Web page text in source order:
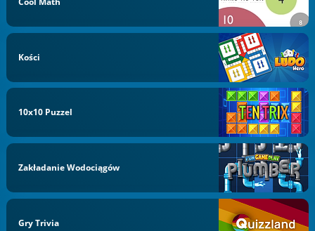
Kości
10x10 Puzzel
Zakładanie Wodociągów
Gry Trivia